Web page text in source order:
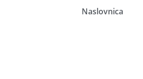
Naslovnica